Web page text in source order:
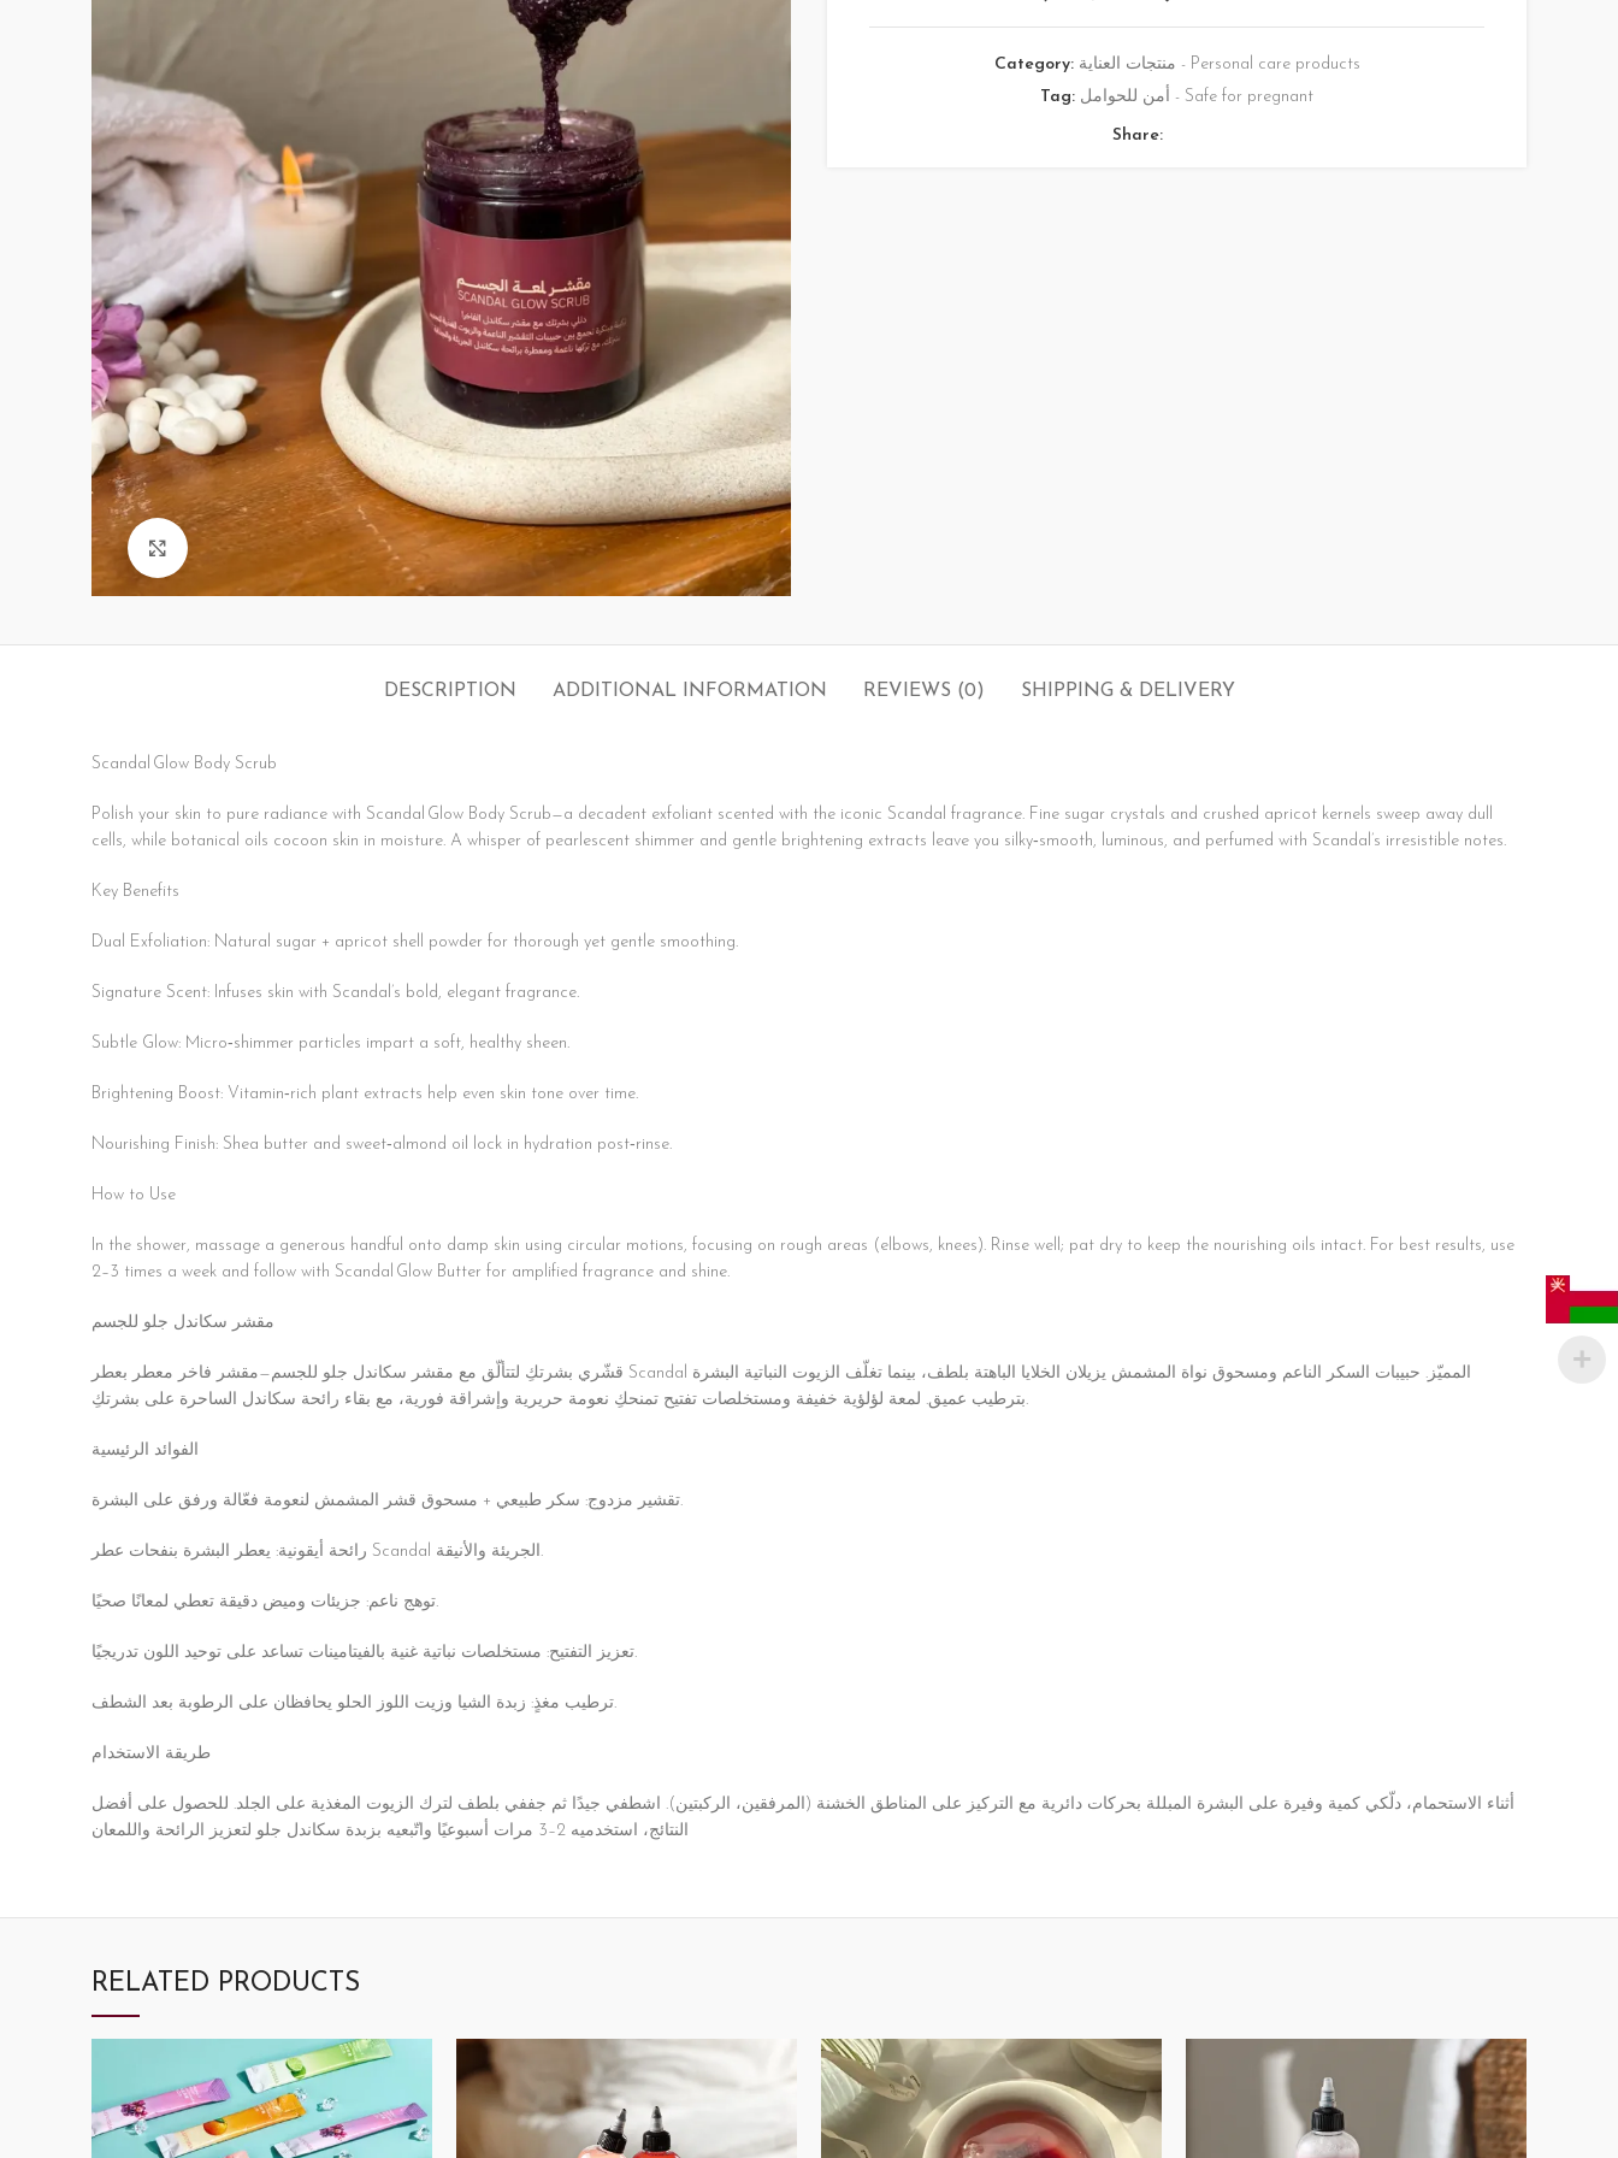
Click to enlarge
Category:
منتجات العناية - Personal care products
Tag:
أمن للحوامل - Safe for pregnant
Share:
DESCRIPTION ADDITIONAL INFORMATION REVIEWS (0) SHIPPING & DELIVERY
Scandal Glow Body Scrub
Polish your skin to pure radiance with Scandal Glow Body Scrub—a decadent exfoliant scented with the iconic Scandal fragrance. Fine sugar crystals and crushed apricot kernels sweep away dull
cells, while botanical oils cocoon skin in moisture. A whisper of pearlescent shimmer and gentle brightening extracts leave you silky‑smooth, luminous, and perfumed with Scandal’s irresistible notes.
Key Benefits
Dual Exfoliation: Natural sugar + apricot shell powder for thorough yet gentle smoothing.
Signature Scent: Infuses skin with Scandal’s bold, elegant fragrance.
Subtle Glow: Micro‑shimmer particles impart a soft, healthy sheen.
Brightening Boost: Vitamin‑rich plant extracts help even skin tone over time.
Nourishing Finish: Shea butter and sweet‑almond oil lock in hydration post‑rinse.
How to Use
In the shower, massage a generous handful onto damp skin using circular motions, focusing on rough areas (elbows, knees). Rinse well; pat dry to keep the nourishing oils intact. For best results, use
2–3 times a week and follow with Scandal Glow Butter for amplified fragrance and shine.
مقشر سكاندل جلو للجسم
قشّري بشرتكِ لتتألّق مع مقشر سكاندل جلو للجسم—مقشر فاخر معطر بعطر Scandal المميّز. حبيبات السكر الناعم ومسحوق نواة المشمش يزيلان الخلايا الباهتة بلطف، بينما تغلّف الزيوت النباتية البشرة
بترطيب عميق. لمعة لؤلؤية خفيفة ومستخلصات تفتيح تمنحكِ نعومة حريرية وإشراقة فورية، مع بقاء رائحة سكاندل الساحرة على بشرتكِ.
الفوائد الرئيسية
تقشير مزدوج: سكر طبيعي + مسحوق قشر المشمش لنعومة فعّالة ورفق على البشرة.
رائحة أيقونية: يعطر البشرة بنفحات عطر Scandal الجريئة والأنيقة.
توهج ناعم: جزيئات وميض دقيقة تعطي لمعانًا صحيًا.
تعزيز التفتيح: مستخلصات نباتية غنية بالفيتامينات تساعد على توحيد اللون تدريجيًا.
ترطيب مغذٍ: زبدة الشيا وزيت اللوز الحلو يحافظان على الرطوبة بعد الشطف.
طريقة الاستخدام
أثناء الاستحمام، دلّكي كمية وفيرة على البشرة المبللة بحركات دائرية مع التركيز على المناطق الخشنة (المرفقين، الركبتين). اشطفي جيدًا ثم جففي بلطف لترك الزيوت المغذية على الجلد. للحصول على أفضل
النتائج، استخدميه 2–3 مرات أسبوعيًا واتّبعيه بزبدة سكاندل جلو لتعزيز الرائحة واللمعان
RELATED PRODUCTS